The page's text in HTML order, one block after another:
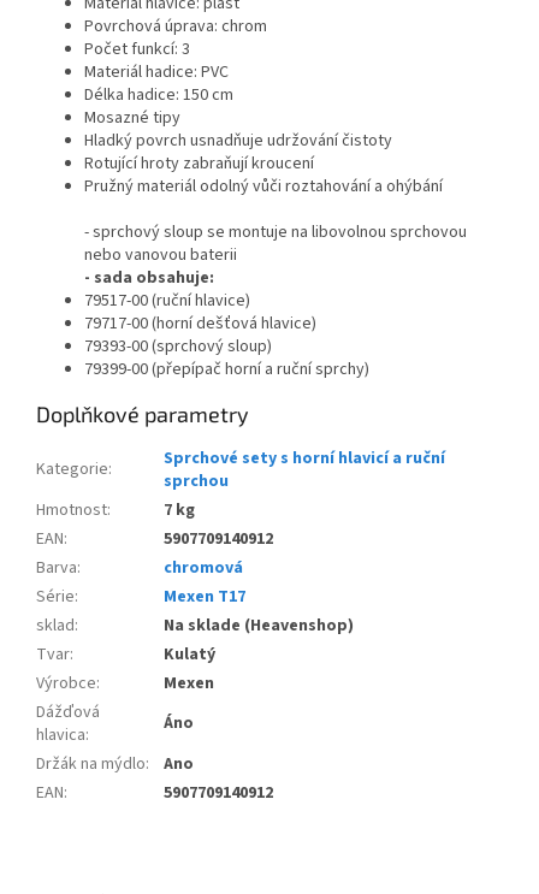
Povrchová úprava: chrom
Počet funkcí: 3
Materiál hadice: PVC
Délka hadice: 150 cm
Mosazné tipy
Hladký povrch usnadňuje udržování čistoty
Rotující hroty zabraňují kroucení
Pružný materiál odolný vůči roztahování a ohýbání
- sprchový sloup se montuje na libovolnou sprchovou
nebo vanovou baterii
- sada obsahuje:
79517-00 (ruční hlavice)
79717-00 (horní dešťová hlavice)
79393-00 (sprchový sloup)
79399-00 (přepípač horní a ruční sprchy)
Doplňkové parametry
Kategorie:
Sprchové sety s horní hlavicí a ruční
sprchou
Hmotnost:
7 kg
EAN:
5907709140912
Barva:
chromová
Série:
Mexen T17
sklad:
Na sklade (Heavenshop)
Tvar:
Kulatý
Výrobce:
Mexen
Dážďová
hlavica:
Áno
Držák na mýdlo:
Ano
EAN: 5907709140912